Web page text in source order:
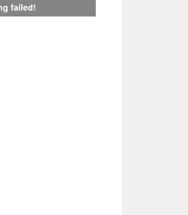
failed!